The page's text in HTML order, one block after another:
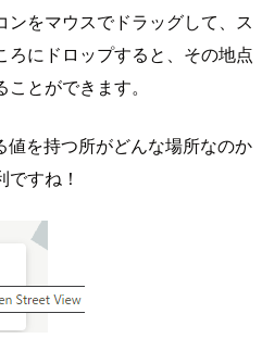
をマウスでドラッグして、ス
ろにドロップすると、その地点
とができます。
を持つ所がどんな場所なのか
すね！